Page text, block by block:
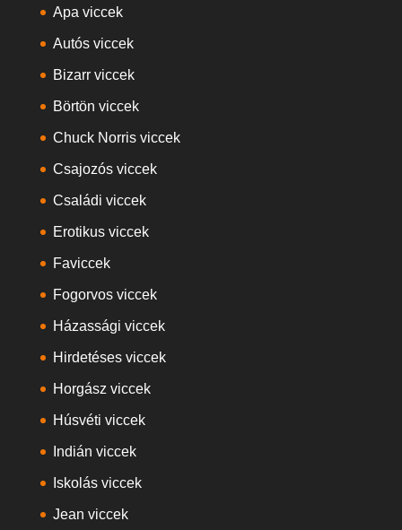
Apa viccek
Autós viccek
Bizarr viccek
Börtön viccek
Chuck Norris viccek
Csajozós viccek
Családi viccek
Erotikus viccek
Faviccek
Fogorvos viccek
Házassági viccek
Hirdetéses viccek
Horgász viccek
Húsvéti viccek
Indián viccek
Iskolás viccek
Jean viccek